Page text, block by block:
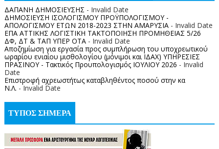
ΔΑΠΑΝΗ ΔΗΜΟΣΙΕΥΣΗΣ - Invalid Date
ΔΗΜΟΣΙΕΥΣΗ ΙΣΟΛΟΓΙΣΜΟΥ ΠΡΟΫΠΟΛΟΓΙΣΜΟΥ -
ΑΠΟΛΟΓΙΣΜΟΥ ΕΤΩΝ 2018-2023 ΣΤΗΝ ΑΜΑΡΥΣΙΑ- Invalid Date
ΕΠΑ ΑΤΤΙΚΗΣ ΛΟΓΙΣΤΙΚΗ ΤΑΚΤΟΠΟΙΗΣΗ ΠΡΟΜΗΘΕΙΑΣ 5/26
ΔΦ, ΔΤ & ΤΑΠ ΥΠΕΡ ΟΤΑ- Invalid Date
Αποζημίωση για εργασία προς συμπλήρωση του υποχρεωτικού
ωραρίου ενιαίου μισθολογίου (μόνιμοι και ΙΔΑΧ) ΥΠΗΡΕΣΙΕΣ
ΠΡΑΣΙΝΟΥ - Τακτικός Προυπολογισμός ΙΟΥΛΙΟΥ 2026 - Invalid
Date
Επιστροφή αχρεωστήτως καταβληθέντος ποσoύ στην κα
Ν.Λ. - Invalid Date
ΤΥΠΟΣ ΣΗΜΕΡΑ